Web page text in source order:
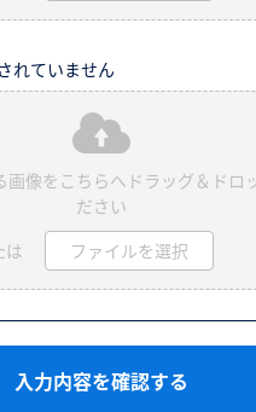
れていません
画像をこちらへドラッグ＆ドロ
ださい
は ファイルを選択
入力内容を確認する